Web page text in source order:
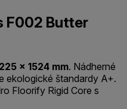
F002 Butter
225 x 1524 mm. Nádherné
ekologické štandardy A+.
Floorify Rigid Core s